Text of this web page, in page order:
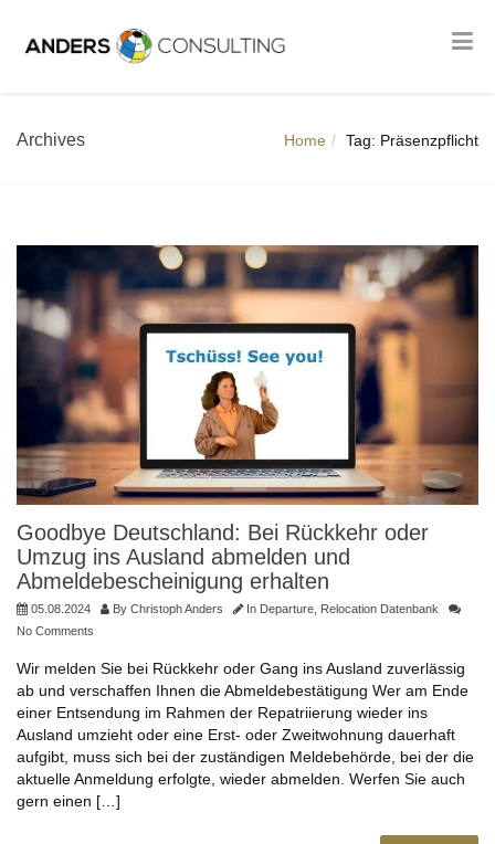
Archives Home Tag: Präsenzpflicht
Goodbye Deutschland: Bei Rückkehr oder
Umzug ins Ausland abmelden und
Abmeldebescheinigung erhalten
05.08.2024 By Christoph Anders In Departure Relocation Datenbank
No Comments
Wir melden Sie bei Rückkehr oder Gang ins Ausland zuverlässig
ab und verschaffen Ihnen die Abmeldebestätigung Wer am Ende
einer Entsendung im Rahmen der Repatriierung wieder ins
Ausland umzieht oder eine Erst- oder Zweitwohnung dauerhaft
aufgibt, muss sich bei der zuständigen Meldebehörde, bei der die
aktuelle Anmeldung erfolgte, wieder abmelden. Werfen Sie auch
gern einen […]